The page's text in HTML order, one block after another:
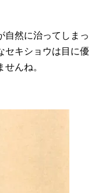
自然に治ってしまっ
セキショウは目に優
んね。